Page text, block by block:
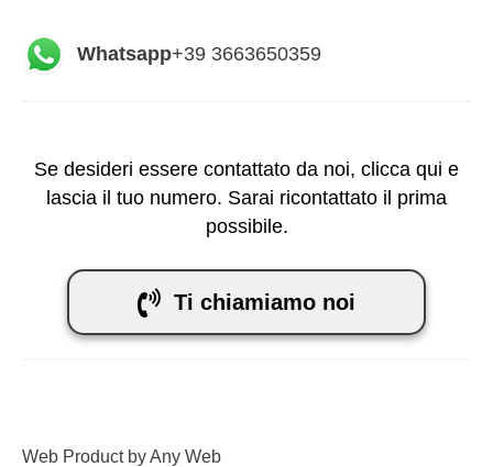
Whatsapp+39 3663650359
Se desideri essere contattato da noi, clicca qui e
lascia il tuo numero. Sarai ricontattato il prima
possibile.
Ti chiamiamo noi
Web Product byAny Web